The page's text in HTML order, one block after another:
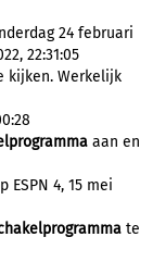
24 februari
22:31:05
kijken. Werkelijk
aan en
ESPN 4, 15 mei
te